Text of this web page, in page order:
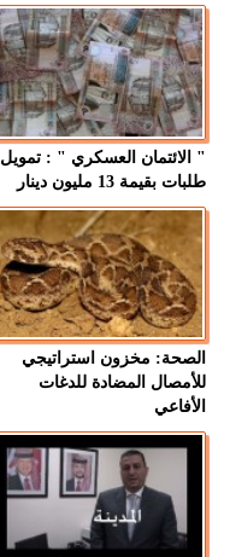
" الائتمان العسكري " : تمويل
طلبات بقيمة 13 مليون دينار
الصحة: مخزون استراتيجي
للأمصال المضادة للدغات
الأفاعي